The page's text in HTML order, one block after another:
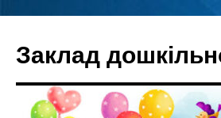
вмісту
Заклад